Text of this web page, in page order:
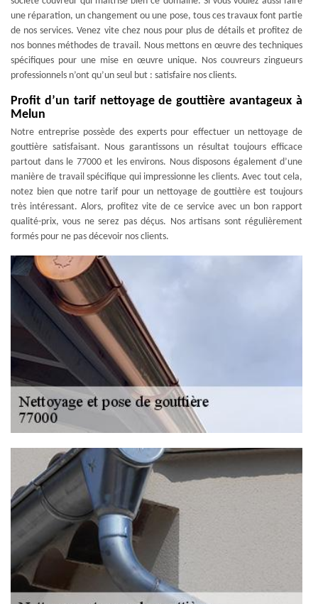
une réparation, un changement ou une pose, tous ces travaux font partie
de nos services. Venez vite chez nous pour plus de détails et profitez de
nos bonnes méthodes de travail. Nous mettons en œuvre des techniques
spécifiques pour une mise en œuvre unique. Nos couvreurs zingueurs
professionnels n’ont qu’un seul but : satisfaire nos clients.
Profit d’un tarif nettoyage de gouttière avantageux à
Melun
Notre entreprise possède des experts pour effectuer un nettoyage de
gouttière satisfaisant. Nous garantissons un résultat toujours efficace
partout dans le 77000 et les environs. Nous disposons également d’une
manière de travail spécifique qui impressionne les clients. Avec tout cela,
notez bien que notre tarif pour un nettoyage de gouttière est toujours
très intéressant. Alors, profitez vite de ce service avec un bon rapport
qualité-prix, vous ne serez pas déçus. Nos artisans sont régulièrement
formés pour ne pas décevoir nos clients.